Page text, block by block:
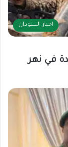
اخبار السودان
في نهر